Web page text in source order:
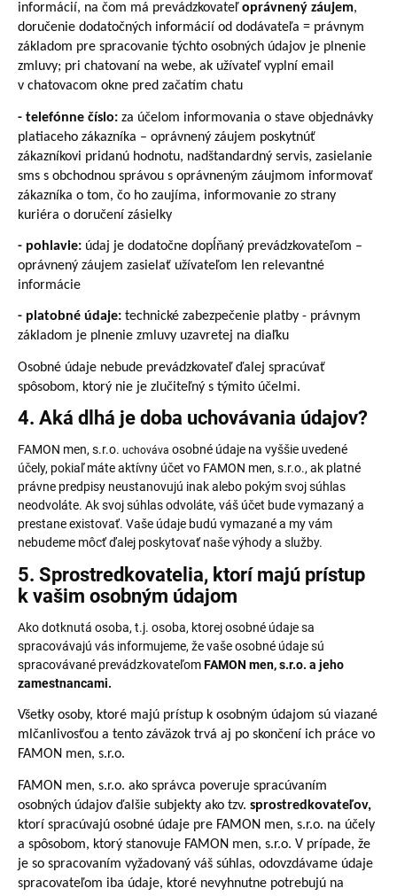
informácií, na čom má prevádzkovateľoprávnený záujem,
doručenie dodatočných informácií od dodávateľa = právnym
základom pre spracovanie týchto osobných údajov je plnenie
zmluvy; pri chatovaní na webe, ak užívateľ vyplní email
v chatovacom okne pred začatím chatu
- telefónne číslo: za účelom informovania o stave objednávky
platiaceho zákazníka – oprávnený záujem poskytnúť
zákazníkovi pridanú hodnotu, nadštandardný servis, zasielanie
sms s obchodnou správou s oprávneným záujmom informovať
zákazníka o tom, čo ho zaujíma, informovanie zo strany
kuriéra o doručení zásielky
- pohlavie: údaj je dodatočne dopĺňaný prevádzkovateľom –
oprávnený záujem zasielať užívateľom len relevantné
informácie
- platobné údaje: technické zabezpečenie platby - právnym
základom je plnenie zmluvy uzavretej na diaľku
Osobné údaje nebude prevádzkovateľ ďalej spracúvať
spôsobom, ktorý nie je zlučiteľný s týmito účelmi.
4. Aká dlhá je doba uchovávania údajov?
FAMON men, s.r.o. uchováva osobné údaje na vyššie uvedené
účely, pokiaľ máte aktívny účet vo FAMON men, s.r.o., ak platné
právne predpisy neustanovujú inak alebo pokým svoj súhlas
neodvoláte. Ak svoj súhlas odvoláte, váš účet bude vymazaný a
prestane existovať. Vaše údaje budú vymazané a my vám
nebudeme môcť ďalej poskytovať naše výhody a služby.
5. Sprostredkovatelia, ktorí majú prístup
k vašim osobným údajom
Ako dotknutá osoba, t.j. osoba, ktorej osobné údaje sa
spracovávajú vás informujeme, že vaše osobné údaje sú
spracovávané prevádzkovateľomFAMON men, s.r.o. a jeho
zamestnancami.
Všetky osoby, ktoré majú prístup k osobným údajom sú viazané
mlčanlivosťou a tento záväzok trvá aj po skončení ich práce vo
FAMON men, s.r.o.
FAMON men, s.r.o. ako správca poveruje spracúvaním
osobných údajov ďalšie subjekty ako tzv. sprostredkovateľov,
ktorí spracúvajú osobné údaje pre FAMON men, s.r.o. na účely
a spôsobom, ktorý stanovuje FAMON men, s.r.o. V prípade, že
je so spracovaním vyžadovaný váš súhlas, odovzdávame údaje
spracovateľom iba údaje, ktoré nevyhnutne potrebujú na